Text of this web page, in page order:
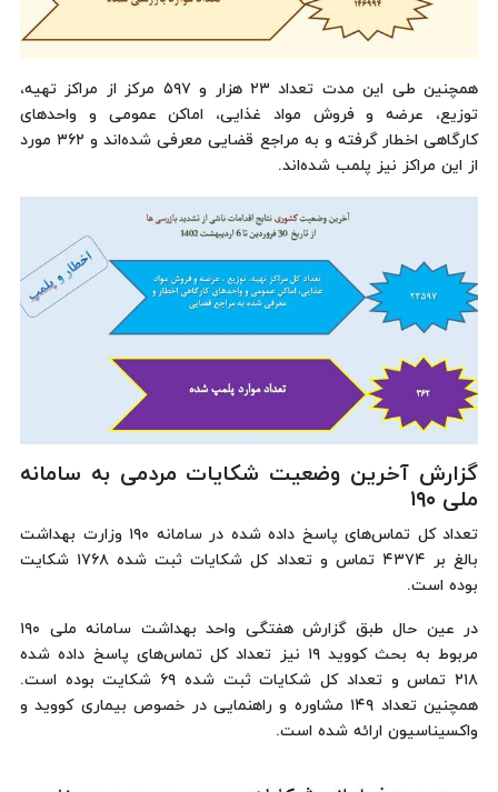
همچنین طی این مدت تعداد ۲۳ هزار و ۵۹۷ مرکز از مراکز تهیه،
توزیع، عرضه و فروش مواد غذایی، اماکن عمومی و واحدهای
کارگاهی اخطار گرفته و به مراجع قضایی معرفی شده‌اند و ۳۶۲ مورد
از این مراکز نیز پلمب شده‌اند.
گزارش آخرین وضعیت شکایات مردمی به سامانه
ملی ۱۹۰
تعداد کل تماس‌های پاسخ داده شده در سامانه ۱۹۰ وزارت بهداشت
بالغ بر ۴۳۷۴ تماس و تعداد کل شکایات ثبت شده ۱۷۶۸ شکایت
بوده است.
در عین حال طبق گزارش هفتگی واحد بهداشت سامانه ملی ۱۹۰
مربوط به بحث کووید ۱۹ نیز تعداد کل تماس‌های پاسخ داده شده
۲۱۸ تماس و تعداد کل شکایات ثبت شده ۶۹ شکایت بوده است.
همچنین تعداد ۱۴۹ مشاوره و راهنمایی در خصوص بیماری کووید و
واکسیناسیون ارائه شده است.